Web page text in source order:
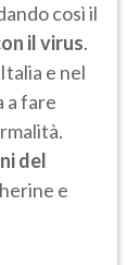
così il
il virus.
e nel
a fare
del
e